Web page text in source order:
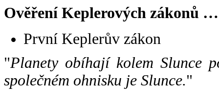
Ověření Keplerových zákonů …
První Keplerův zákon
"Planety obíhají kolem Slunce
společném ohnisku je Slunce."